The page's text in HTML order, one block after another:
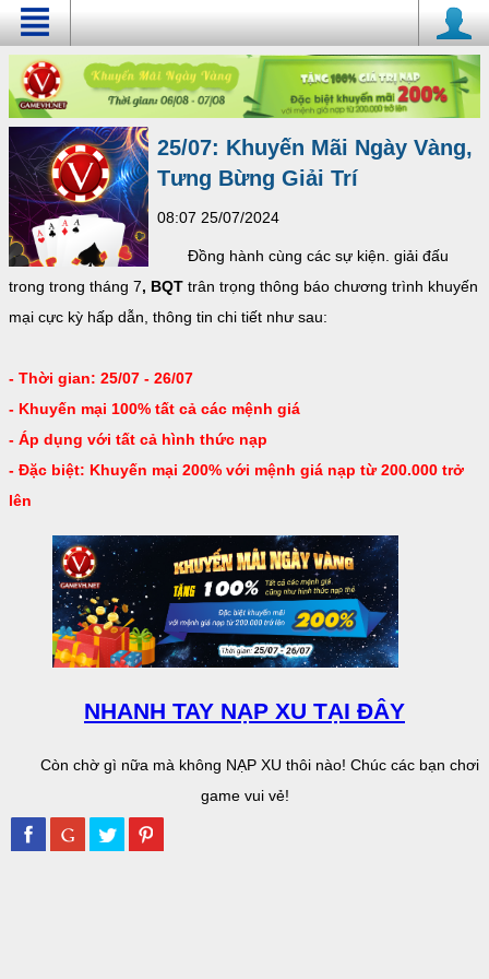
25/07: Khuyến Mãi Ngày Vàng,
Tưng Bừng Giải Trí
08:07 25/07/2024
Đồng hành cùng các sự kiện. giải đấu
trong trong tháng 7, BQT trân trọng thông báo chương trình khuyến
mại cực kỳ hấp dẫn, thông tin chi tiết như sau:
- Thời gian: 25/07 - 26/07
- Khuyến mại 100% tất cả các mệnh giá
- Áp dụng với tất cả hình thức nạp
- Đặc biệt: Khuyến mại 200% với mệnh giá nạp từ 200.000 trở
lên
NHANH TAY NẠP XU TẠI ĐÂY
Còn chờ gì nữa mà không NẠP XU thôi nào! Chúc các bạn chơi
game vui vẻ!